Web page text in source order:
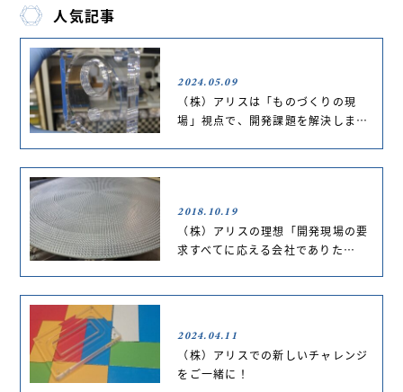
人気記事
2024.05.09
（株）アリスは「ものづくりの現
場」視点で、開発課題を解決しま…
2018.10.19
（株）アリスの理想「開発現場の要
求すべてに応える会社でありた…
2024.04.11
（株）アリスでの新しいチャレンジ
をご一緒に！